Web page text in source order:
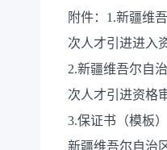
附件：1.新疆维
次人才引进进入
2.新疆维吾尔自
次人才引进资格
3.保证书（模板）
新疆维吾尔自治